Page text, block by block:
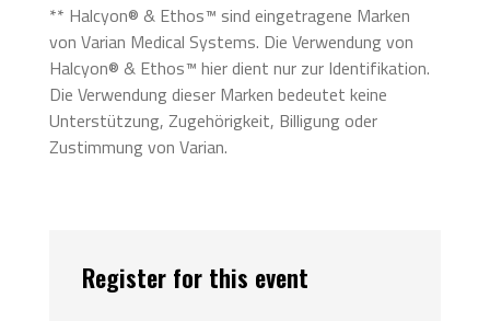
** Halcyon® & Ethos™ sind eingetragene Marken
von Varian Medical Systems. Die Verwendung von
Halcyon® & Ethos™ hier dient nur zur Identifikation.
Die Verwendung dieser Marken bedeutet keine
Unterstützung, Zugehörigkeit, Billigung oder
Zustimmung von Varian.
Register for this event